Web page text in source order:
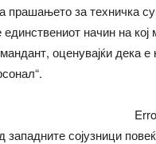
прашањето за техничка
единствениот начин на
оценувајќи дека
сојузници